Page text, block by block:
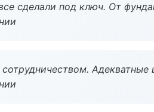
сделали под ключ. От